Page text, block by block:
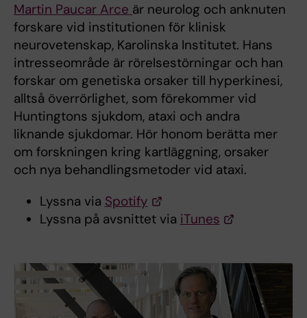
Martin Paucar Arce är neurolog och anknuten
forskare vid institutionen för klinisk
neurovetenskap, Karolinska Institutet. Hans
intresseområde är rörelsestörningar och han
forskar om genetiska orsaker till hyperkinesi,
alltså överrörlighet, som förekommer vid
Huntingtons sjukdom, ataxi och andra
liknande sjukdomar. Hör honom berätta mer
om forskningen kring kartläggning, orsaker
och nya behandlingsmetoder vid ataxi.
Lyssna via Spotify
Lyssna på avsnittet via iTunes